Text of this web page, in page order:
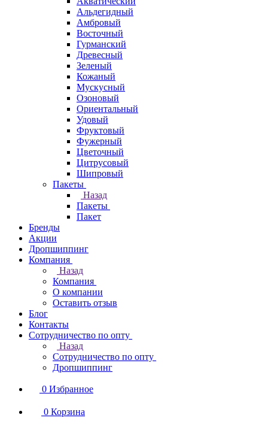
Альдегидный
Амбровый
Восточный
Гурманский
Древесный
Зеленый
Кожаный
Мускусный
Озоновый
Ориентальный
Удовый
Фруктовый
Фужерный
Цветочный
Цитрусовый
Шипровый
Пакеты
Назад
Пакеты
Пакет
Бренды
Акции
Дропшиппинг
Компания
Назад
Компания
О компании
Оставить отзыв
Блог
Контакты
Сотрудничество по опту
Назад
Сотрудничество по опту
Дропшиппинг
0 Избранное
0 Корзина